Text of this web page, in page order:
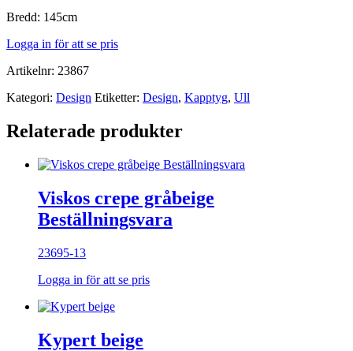
Bredd: 145cm
Logga in för att se pris
Artikelnr: 23867
Kategori: Design Etiketter: Design, Kapptyg, Ull
Relaterade produkter
Viskos crepe gråbeige
Beställningsvara
23695-13
Logga in för att se pris
Kypert beige